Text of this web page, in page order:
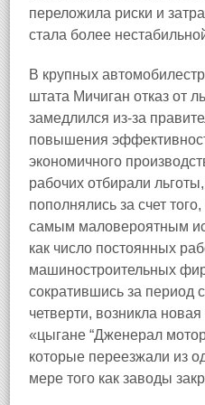
переложила риски и
стала более
В крупных
штата Мичиган отказ от
замедлился из‑за
повышения
экономичного
рабочих отбирали
пополнялись за счет
самым маловероятным
как число постоянных
машиностроительных
сократившись за период
четверти, возникла
«цыгане “Дженерал
которые переезжали из
мере того как заводы